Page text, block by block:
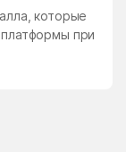
которые
при